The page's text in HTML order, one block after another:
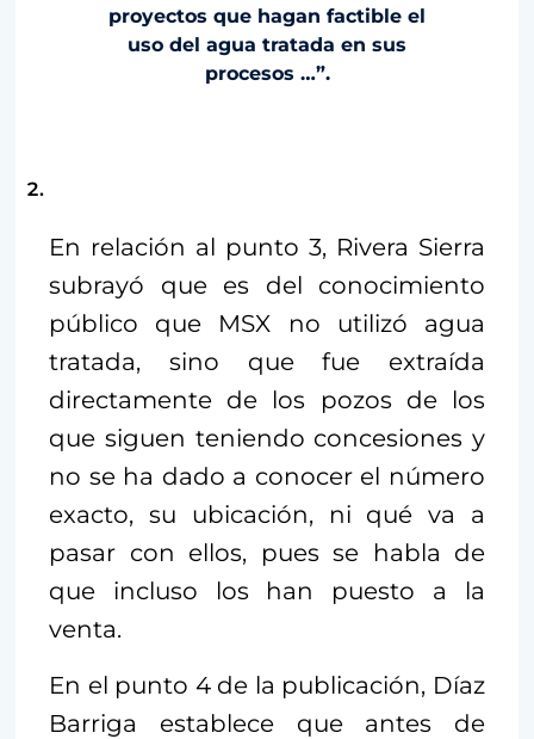
proyectos que hagan factible el
uso del agua tratada en sus
procesos …”.
En relación al punto 3, Rivera Sierra
subrayó que es del conocimiento
público que MSX no utilizó agua
tratada, sino que fue extraída
directamente de los pozos de los
que siguen teniendo concesiones y
no se ha dado a conocer el número
exacto, su ubicación, ni qué va a
pasar con ellos, pues se habla de
que incluso los han puesto a la
venta.
En el punto 4 de la publicación, Díaz
Barriga establece que antes de